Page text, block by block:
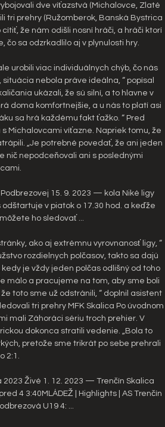
dve víťazstvá (Michalovce, Zlaté
tri prehry (Ružomberok, Banská Bystrica
že nám odišli nosní hráči, a hráči ktorí
čo sa odzrkadlilo aj v plynulosti hry.
urobili viac individuálnych chýb, čo nás
nebola práve ideálna, “ popísal
ukázali, že sú silní, a to hlavne v
doma komfortnejšie, a u nás to platí asi
sa hrá každému fakt ťažko. “ Pred
Michalovcami víťazne. Napriek tomu, že
„Je potrebné povedať, že ani jeden
nič nepodceňovali ani s poslednými
15. 9. 2023 — kola Niké ligy
v piatok o 17.30 hod. a keďže
ho sledovať ...
ako aj extrémnu vyrovnanosť ligy, “
rozdielnych polčasov, takto sa dajú
je vždy jeden polčas odlišný od toho
málo a pracujeme na tom, aby sme boli
toto sme už odstránili, “ doplnil asistent
tri prehry MFK Skalica Po úvodnom
mali Záhoráci sériu troch prehier. V
dokonca stratili vedenie. „Bola to
pretože sme trikrát po sebe prehrali
2:1.
Živé 1. 12. 2023 — Trenčín Skalica
4 3:40MLÁDEŽ | Highlights | AS Trenčín
U19 4: ...